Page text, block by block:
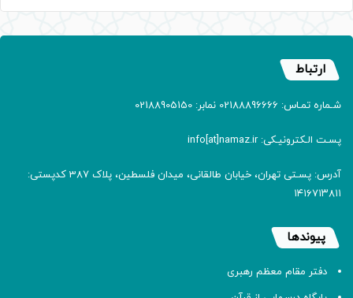
ارتباط
شـماره تمـاس: 02188896666 نمابر: 02188905150
پسـت الـکترونیـکی: info[at]namaz.ir
آدرس: پسـتی تهران، خیابان طالقانی، میدان فلسطین، پلاک 387 کدپستی:
۱۴۱۶۷۱۳۸۱۱
پیوندها
دفتر مقام معظم رهبری